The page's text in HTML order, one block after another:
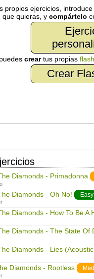
propios ejercicios,
que quieras, y compártelo
creartus propias
Crear
Diamonds - Primadonna
Diamonds - Oh No! Easy
Diamonds - How To Be A
Diamonds - The State Of
Diamonds - Lies
Diamonds - Rootless